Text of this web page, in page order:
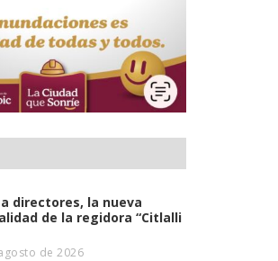
directores, la nueva
de la regidora “Citlalli
de 2026